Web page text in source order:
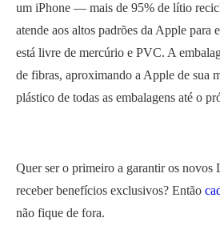
um iPhone — mais de 95% de lítio
atende aos altos padrões da Apple para
está livre de mercúrio e PVC. A
de fibras, aproximando a Apple de sua
plástico de todas as embalagens até o
Quer ser o primeiro a garantir os novos
receber benefícios exclusivos? Então
não fique de fora.